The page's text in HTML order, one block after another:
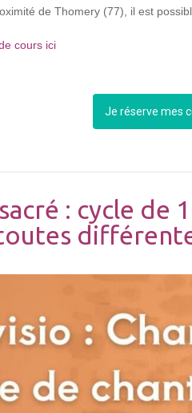
de Thomery (77), il est
cours ici
Je réserve mes
: cycle de